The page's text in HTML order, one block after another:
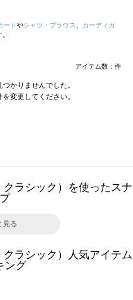
ート やシャツ・ブラウス
カーディガ
アイテム数： 件
かりませんでした。
変更してください。
ラシック）を使ったスナ
見る
ラシック）人気アイテム
ング